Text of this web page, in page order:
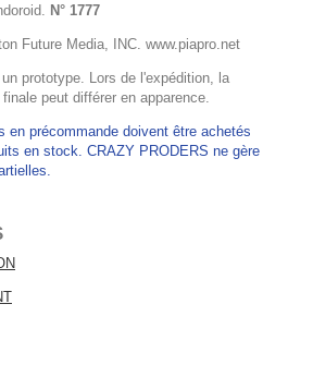
N° 1777
Future Media, INC. www.piapro.net
prototype. Lors de l'expédition, la
peut différer en apparence.
en précommande doivent être achetés
en stock. CRAZY PRODERS ne gère